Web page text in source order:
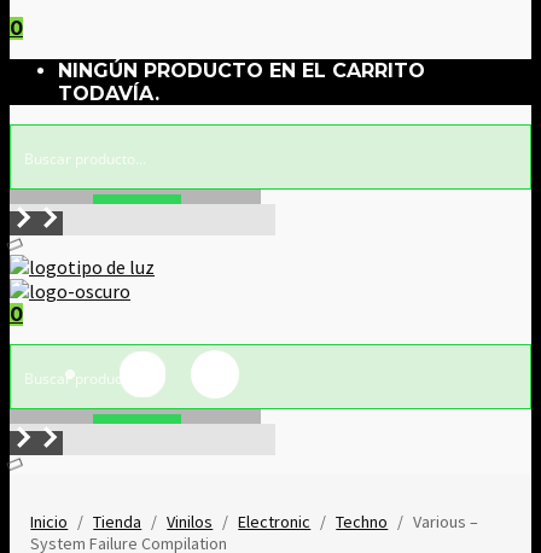
0
NINGÚN PRODUCTO EN EL CARRITO
TODAVÍA.
0
Inicio / Tienda / Vinilos / Electronic / Techno / Various –
System Failure Compilation